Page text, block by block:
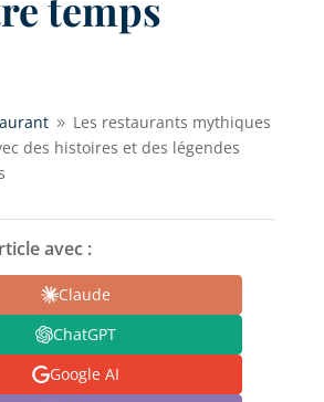
9 Les restaurants mythiques
des histoires et des légendes
avec :
Claude
ChatGPT
Google AI